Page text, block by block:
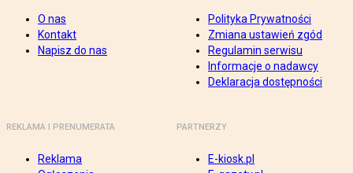
O nas
Kontakt
Napisz do nas
Polityka Prywatności
Zmiana ustawień zgód
Regulamin serwisu
Informacje o nadawcy
Deklaracja dostępności
REKLAMA I PRENUMERATA
Reklama
PARTNERZY
E-kiosk.pl